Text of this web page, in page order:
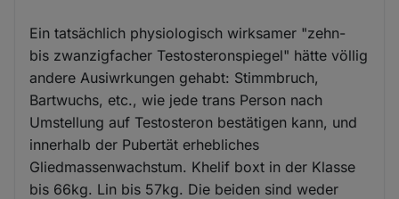
Ein tatsächlich physiologisch wirksamer "zehn-
bis zwanzigfacher Testosteronspiegel" hätte völlig
andere Ausiwrkungen gehabt: Stimmbruch,
Bartwuchs, etc., wie jede trans Person nach
Umstellung auf Testosteron bestätigen kann, und
innerhalb der Pubertät erhebliches
Gliedmassenwachstum. Khelif boxt in der Klasse
bis 66kg. Lin bis 57kg. Die beiden sind weder